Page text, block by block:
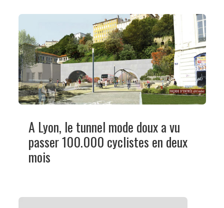
A Lyon, le tunnel mode doux a vu
passer 100.000 cyclistes en deux
mois